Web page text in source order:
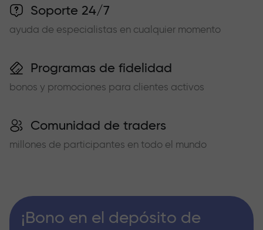
Soporte 24/7
ayuda de especialistas en cualquier momento
Programas de fidelidad
bonos y promociones para clientes activos
Comunidad de traders
millones de participantes en todo el mundo
¡Bono en el depósito de